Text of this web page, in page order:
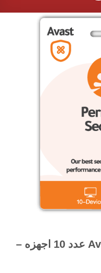
Avast Premium Security عدد 10 اجهزه –